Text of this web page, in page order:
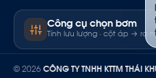
Công cụ chọn bơm
Tính lưu lượng · cột áp → ra
© 2026 CÔNG TY TNHH KTTM THÁI